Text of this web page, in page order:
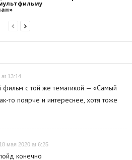
at 13:14
фильм с той же тематикой — «Самый
то поярче и интереснее, хотя тоже
18 мая 2020 at 6:25
конечно